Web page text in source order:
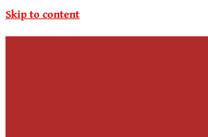
Skip to content